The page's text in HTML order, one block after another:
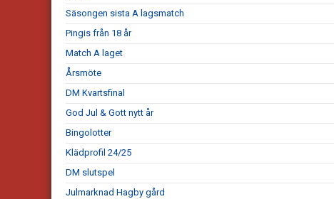
Säsongen sista A lagsmatch
Pingis från 18 år
Match A laget
Årsmöte
DM Kvartsfinal
God Jul & Gott nytt år
Bingolotter
Klädprofil 24/25
DM slutspel
Julmarknad Hagby gård